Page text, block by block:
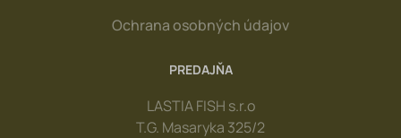
Ochrana osobných údajov
PREDAJŇA
LASTIA FISH s.r.o
T.G. Masaryka 325/2